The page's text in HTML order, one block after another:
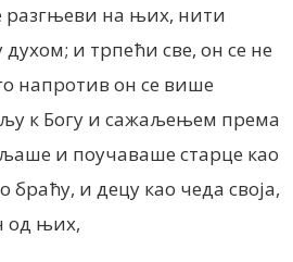
разгњеви на њих, нити
и трпећи све, он се не
напротив он се више
к Богу и сажаљењем према
и поучаваше старце као
и децу као чеда своја,
од њих,